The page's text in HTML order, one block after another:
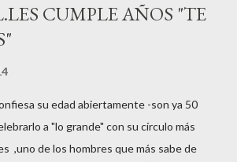
CUMPLE AÑOS "TE
su edad abiertamente -son ya 50
a "lo grande" con su círculo más
,uno de los hombres que más sabe de